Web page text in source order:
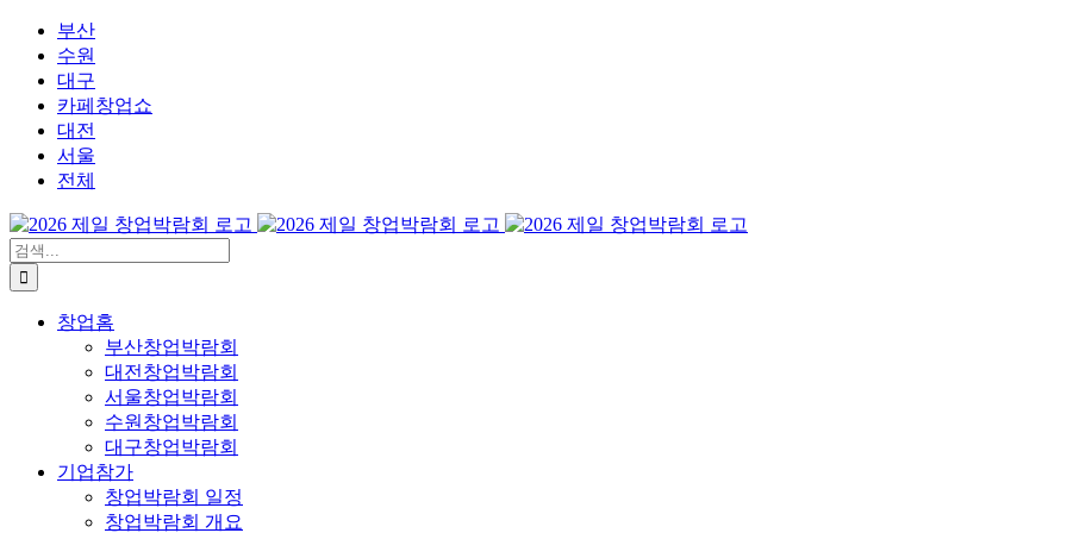
부산
수원
대구
카페창업쇼
대전
서울
전체
검
색:
창업홈
부산창업박람회
대전창업박람회
서울창업박람회
수원창업박람회
대구창업박람회
기업참가
창업박람회 일정
창업박람회 개요